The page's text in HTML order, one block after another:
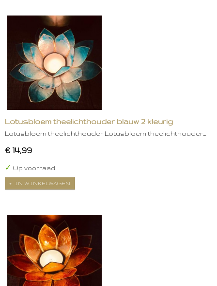
Lotusbloem theelichthouder blauw 2 kleurig
Lotusbloem theelichthouder Lotusbloem theelichthouder…
€ 14,99
✓ Op voorraad
IN WINKELWAGEN